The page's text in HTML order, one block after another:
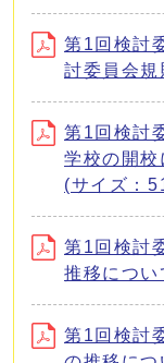
第1回検討
討委員会
第1回検討
学校の開校
(サイズ：
第1回検討
推移につ
第1回検討